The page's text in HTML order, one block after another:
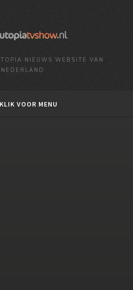
NIEUWS WEBSITE VAN
NEDERLAND
KLIK VOOR MENU